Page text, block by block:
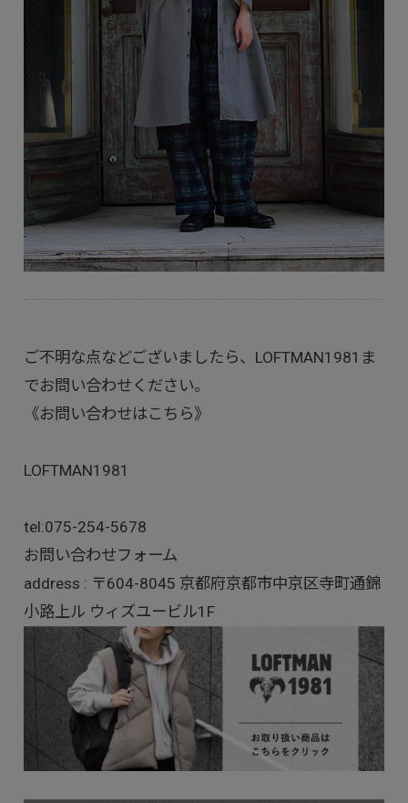
ご不明な点などございましたら、LOFTMAN1981ま
でお問い合わせください。
《お問い合わせはこちら》
LOFTMAN1981
tel:075-254-5678
お問い合わせフォーム
address : 〒604-8045 京都府京都市中京区寺町通錦
小路上ル ウィズユービル1F